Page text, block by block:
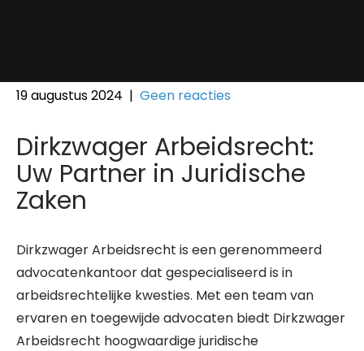
19 augustus 2024 | Geen reacties
Dirkzwager Arbeidsrecht:
Uw Partner in Juridische
Zaken
Dirkzwager Arbeidsrecht is een gerenommeerd
advocatenkantoor dat gespecialiseerd is in
arbeidsrechtelijke kwesties. Met een team van
ervaren en toegewijde advocaten biedt Dirkzwager
Arbeidsrecht hoogwaardige juridische